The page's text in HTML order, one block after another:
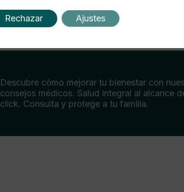
Descubre cómo mejorar tu bienestar con
consejos médicos. Salud integral al alcance
click. Consulta y protege a tu familia.
Rechazar Ajustes